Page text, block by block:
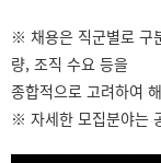
※ 채용은 직군별로 구
량, 조직 수요 등을
종합적으로 고려하여
※ 자세한 모집분야는